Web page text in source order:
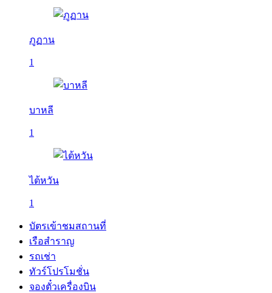
ภูฏาน
1
บาหลี
1
ไต้หวัน
1
บัตรเข้าชมสถานที่
เรือสำราญ
รถเช่า
ทัวร์โปรโมชั่น
จองตั๋วเครื่องบิน